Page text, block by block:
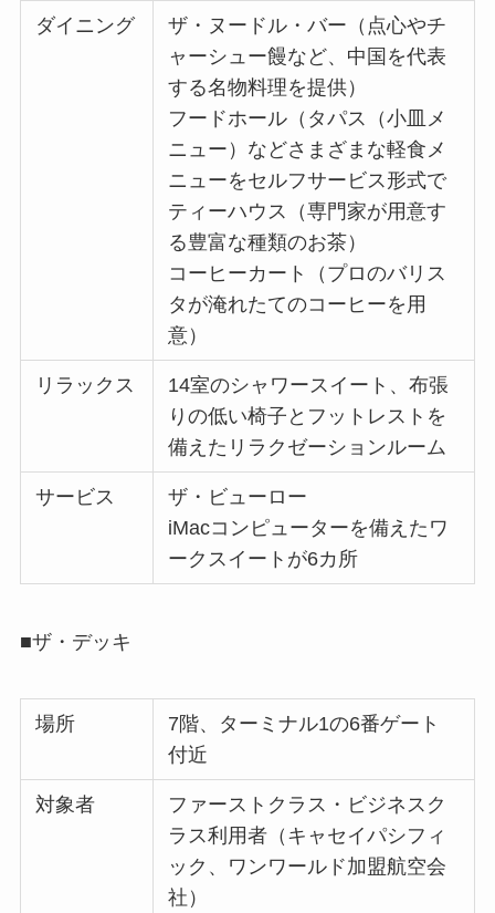
ダイニング
ザ・ヌードル・バー（点心やチ
ャーシュー饅など、中国を代表
する名物料理を提供）
フードホール（タパス（小皿メ
ニュー）などさまざまな軽食メ
ニューをセルフサービス形式で
ティーハウス（専門家が用意す
る豊富な種類のお茶）
コーヒーカート（プロのバリス
タが淹れたてのコーヒーを用
意）
リラックス
14室のシャワースイート、布張
りの低い椅子とフットレストを
備えたリラクゼーションルーム
サービス
ザ・ビューロー
iMacコンピューターを備えたワ
ークスイートが6カ所
■ザ・デッキ
場所
7階、ターミナル1の6番ゲート
付近
対象者
ファーストクラス・ビジネスク
ラス利用者（キャセイパシフィ
ック、ワンワールド加盟航空会
社）